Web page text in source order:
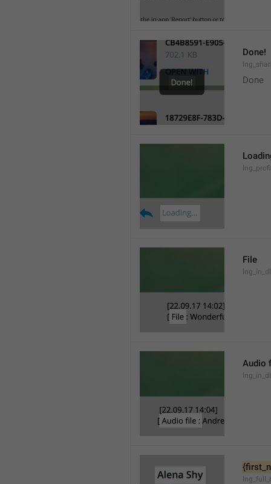
Done!
Done
File
Audio